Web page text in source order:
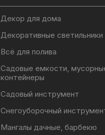
Декор для дома
Декоративные светильники
Всё для полива
Садовые емкости,
контейнеры
Садовый инструмент
Снегоуборочный
Мангалы дачные, барбекю